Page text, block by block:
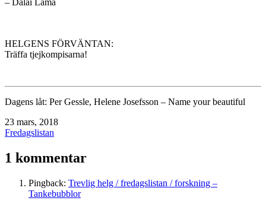
HELGENS FÖRVÄNTAN:
Träffa tjejkompisarna!
Dagens låt: Per Gessle, Helene Josefsson – Name your beautiful
Publicerat
den
23 mars, 2018
Kategoriserat
Fredagslistan
1 kommentar
Pingback: Trevlig helg / fredagslistan / forskning –
Tankebubblor